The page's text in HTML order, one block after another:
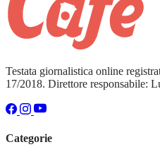
Testata giornalistica online
17/2018. Direttore responsabile:
Categorie